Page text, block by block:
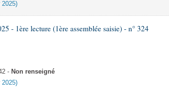
2025)
- 1ère lecture (1ère assemblée saisie) - n° 324
- Non renseigné
2025)